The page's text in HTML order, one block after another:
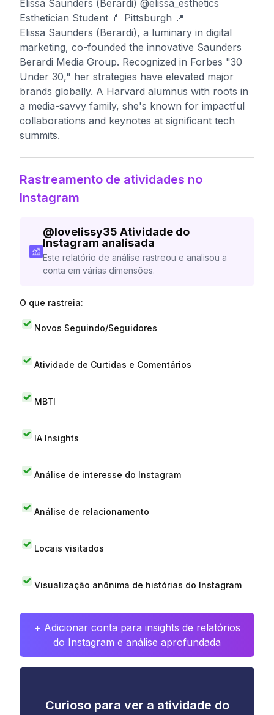
Elissa Saunders (Berardi) @elissa_esthetics
Esthetician Student 💄 Pittsburgh 📍
Elissa Saunders (Berardi), a luminary in digital
marketing, co-founded the innovative Saunders
Berardi Media Group. Recognized in Forbes "30
Under 30," her strategies have elevated major
brands globally. A Harvard alumnus with roots in
a media-savvy family, she's known for impactful
collaborations and keynotes at significant tech
summits.
Rastreamento de atividades no
Instagram
@lovelissy35 Atividade do
Instagram analisada
Este relatório de análise rastreou e analisou a
conta em várias dimensões.
O que rastreia:
Novos Seguindo/Seguidores
Atividade de Curtidas e Comentários
MBTI
IA Insights
Análise de interesse do Instagram
Análise de relacionamento
Locais visitados
Visualização anônima de histórias do Instagram
+ Adicionar conta para insights de relatórios
do Instagram e análise aprofundada
Curioso para ver a atividade do